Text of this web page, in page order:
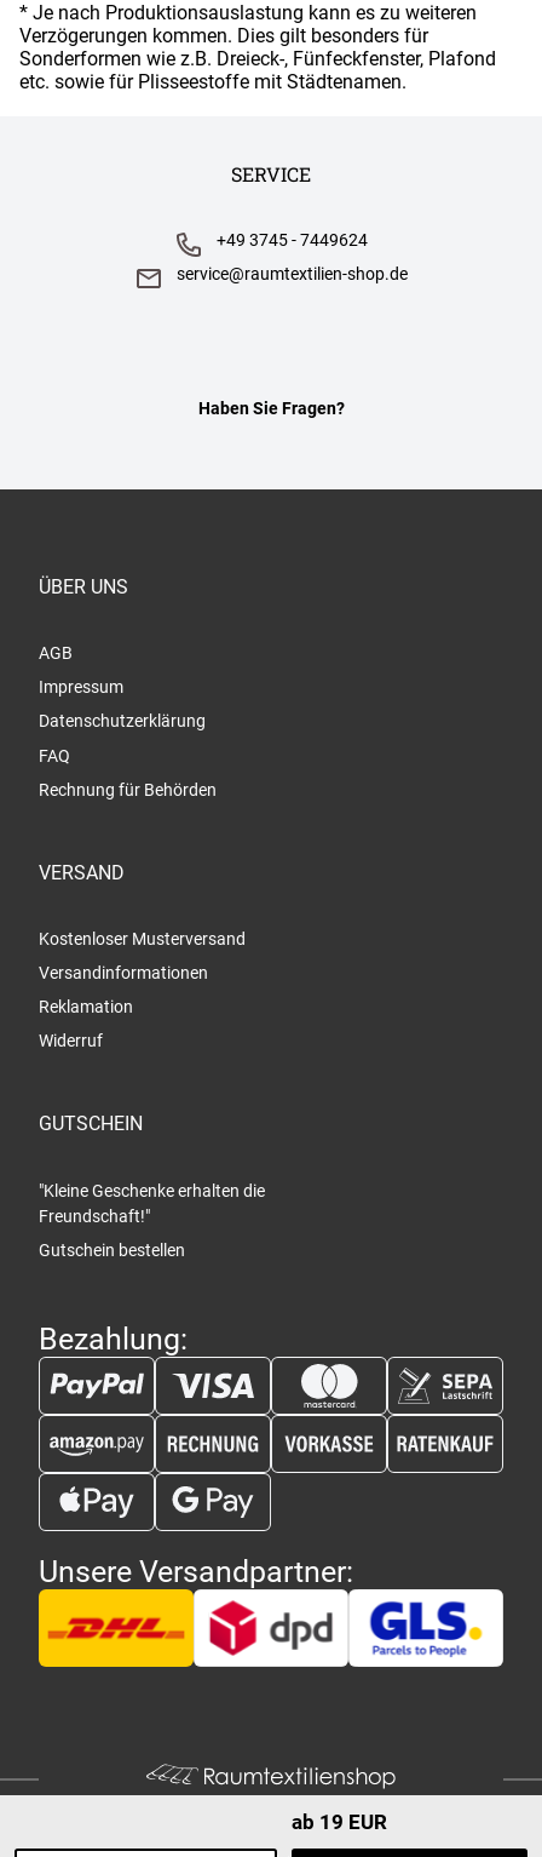
ab 19 EUR
* Je nach Produktionsauslastung kann es zu weiteren
Verzögerungen kommen. Dies gilt besonders für
Sonderformen wie z.B. Dreieck-, Fünfeckfenster, Plafond
etc. sowie für Plisseestoffe mit Städtenamen.
SERVICE
Haben Sie Fragen?
+49 3745 - 7449624
service@raumtextilien-shop.de
ÜBER UNS
AGB
Impressum
Datenschutzerklärung
FAQ
Rechnung für Behörden
VERSAND
Kostenloser Musterversand
Versandinformationen
Reklamation
Widerruf
GUTSCHEIN
"Kleine Geschenke erhalten die
Freundschaft!"
Gutschein bestellen
Bezahlung:
Unsere Versandpartner: